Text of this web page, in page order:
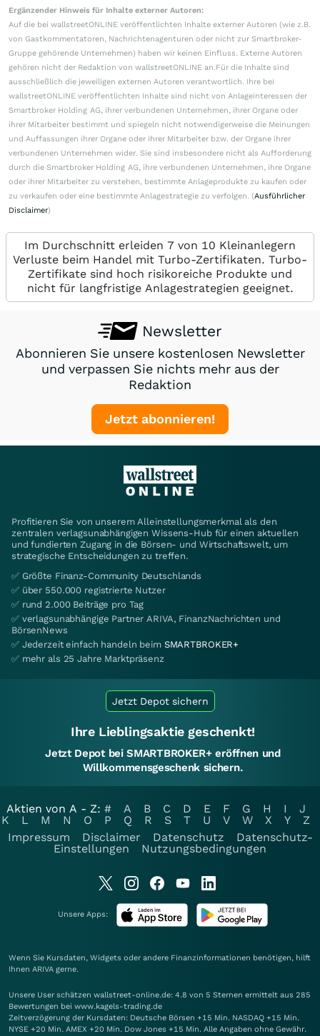
Ergänzender Hinweis für Inhalte externer Autoren:
Auf die bei wallstreetONLINE veröffentlichten Inhalte externer Autoren (wie z.B.
von Gastkommentatoren, Nachrichtenagenturen oder nicht zur Smartbroker-
Gruppe gehörende Unternehmen) haben wir keinen Einfluss. Externe Autoren
gehören nicht der Redaktion von wallstreetONLINE an.Für die Inhalte sind
ausschließlich die jeweiligen externen Autoren verantwortlich. Ihre bei
wallstreetONLINE veröffentlichten Inhalte sind nicht von Anlageinteressen der
Smartbroker Holding AG, ihrer verbundenen Unternehmen, ihrer Organe oder
ihrer Mitarbeiter bestimmt und spiegeln nicht notwendigerweise die Meinungen
und Auffassungen ihrer Organe oder ihrer Mitarbeiter bzw. der Organe ihrer
verbundenen Unternehmen wider. Sie sind insbesondere nicht als Aufforderung
durch die Smartbroker Holding AG, ihre verbundenen Unternehmen, ihre Organe
oder ihrer Mitarbeiter zu verstehen, bestimmte Anlageprodukte zu kaufen oder
zu verkaufen oder eine bestimmte Anlagestrategie zu verfolgen. (Ausführlicher
Disclaimer)
Im Durchschnitt erleiden 7 von 10 Kleinanlegern
Verluste beim Handel mit Turbo-Zertifikaten. Turbo-
Zertifikate sind hoch risikoreiche Produkte und
nicht für langfristige Anlagestrategien geeignet.
Newsletter
Abonnieren Sie unsere kostenlosen Newsletter
und verpassen Sie nichts mehr aus der
Redaktion
Jetzt abonnieren!
Profitieren Sie von unserem Alleinstellungsmerkmal als den
zentralen verlagsunabhängigen Wissens-Hub für einen aktuellen
und fundierten Zugang in die Börsen- und Wirtschaftswelt, um
strategische Entscheidungen zu treffen.
✅ Größte Finanz-Community Deutschlands
✅ über 550.000 registrierte Nutzer
✅ rund 2.000 Beiträge pro Tag
✅ verlagsunabhängige Partner ARIVA, FinanzNachrichten und
BörsenNews
✅ Jederzeit einfach handeln beim SMARTBROKER+
✅ mehr als 25 Jahre Marktpräsenz
Jetzt Depot sichern
Ihre Lieblingsaktie geschenkt!
Jetzt Depot bei SMARTBROKER+ eröffnen und
Willkommensgeschenk sichern.
Aktien von A - Z: # A B C D E F G H I
J
K
L M N O P Q R S T U V W X Y
Z
Impressum
Disclaimer Datenschutz
Datenschutz-
Einstellungen
Nutzungsbedingungen
Unsere Apps:
Wenn Sie Kursdaten, Widgets oder andere Finanzinformationen benötigen, hilft
Ihnen ARIVA gerne.
Unsere User schätzen wallstreet-online.de: 4.8 von 5 Sternen ermittelt aus 285
Bewertungen bei www.kagels-trading.de
Zeitverzögerung der Kursdaten: Deutsche Börsen +15 Min. NASDAQ +15 Min.
NYSE +20 Min. AMEX +20 Min. Dow Jones +15 Min. Alle Angaben ohne Gewähr.